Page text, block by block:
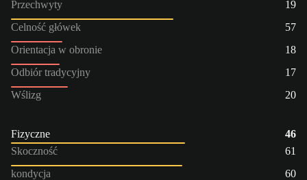
Przechwyty
19
Celność główek
57
Orientacja w obronie
18
Odbiór tradycyjny
17
Wślizg
20
Fizyczne
46
Skoczność
61
kondycja
60